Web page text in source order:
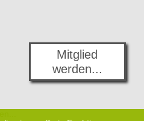
Mitglied
werden...